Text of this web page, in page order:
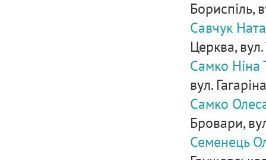
Бориспіль,
Савчук
Церква,
Самко Ніна
вул.
Самко
Бровари,
Семенець